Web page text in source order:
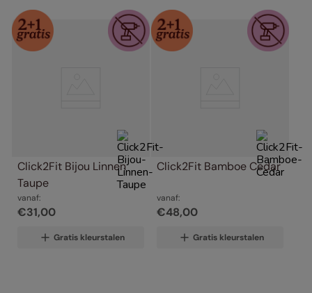
Click2Fit Bijou Linnen
Taupe
vanaf:
€31,00
Gratis kleurstalen
Click2Fit Bamboe Cedar
vanaf:
€48,00
Gratis kleurstalen